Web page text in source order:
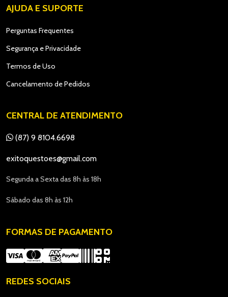
AJUDA E SUPORTE
Perguntas Frequentes
Segurança e Privacidade
Termos de Uso
Cancelamento de Pedidos
CENTRAL DE ATENDIMENTO
(87) 9 8104.6698
exitoquestoes@gmail.com
Segunda a Sexta das 8h às 18h
Sábado das 8h às 12h
FORMAS DE PAGAMENTO
REDES SOCIAIS